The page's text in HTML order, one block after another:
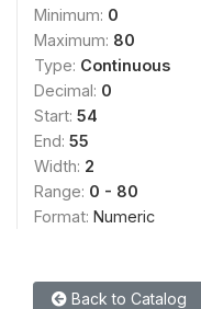
Minimum: 0
Maximum: 80
Type: Continuous
Decimal: 0
Start: 54
End: 55
Width: 2
Range: 0 - 80
Format: Numeric
Back to Catalog